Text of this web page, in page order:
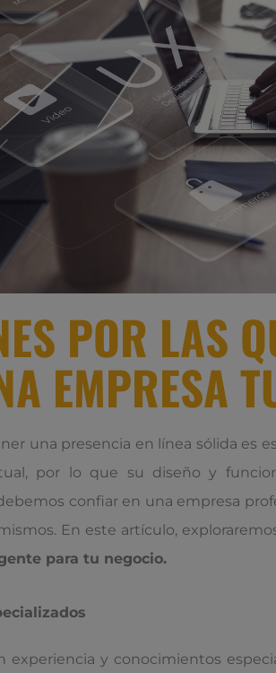
POR LAS
EMPRESA
una presencia en línea sólida es
por lo que su diseño y
confiar en una empresa
En este artículo,
para tu negocio.
experiencia y conocimientos